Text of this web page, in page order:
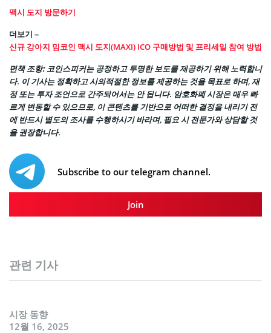
맥시 도지 방문하기
더보기 –
신규 강아지 밈코인 맥시 도지(MAXI) ICO 구매방법 및 프리세일 참여 방법
면책 조항:코인스피커는 공정하고 투명한 보도를 제공하기 위해 노력합니
다. 이 기사는 정확하고 시의적절한 정보를 제공하는 것을 목표로 하며, 재
정 또는 투자 조언으로 간주되어서는 안 됩니다. 암호화폐 시장은 매우 빠
르게 변동할 수 있으므로, 이 콘텐츠를 기반으로 어떠한 결정을 내리기 전
에 반드시 별도의 조사를 수행하시기 바라며, 필요 시 전문가와 상담할 것
을 권장합니다.
Subscribe to our telegram channel.
Join
관련 기사
시장 동향
12월 16, 2025